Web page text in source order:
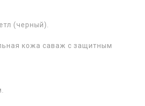
(черный).
кожа саваж с защитным